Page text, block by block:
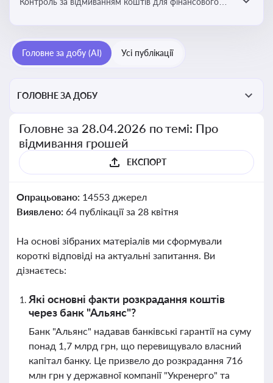
сплати податків. Вбудовування AML у договори та
Головне за добу (AI) Усі публікації
ГОЛОВНЕ ЗА ДОБУ
Головне за 28.04.2026 по темі: Про
відмивання грошей
ЕКСПОРТ
Опрацьовано: 14553 джерел
Виявлено: 64 публікації за 28 квітня
На основі зібраних матеріалів ми сформували
короткі відповіді на актуальні запитання. Ви
дізнаєтесь:
Які основні факти розкрадання коштів
через банк "Альянс"?
Банк "Альянс" надавав банківські гарантії на суму
понад 1,7 млрд грн, що перевищувало власний
капітал банку. Це призвело до розкрадання 716
млн грн у державної компанії "Укренерго" та